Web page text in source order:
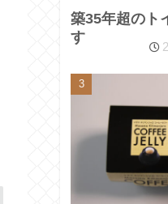
築35年超のト
す